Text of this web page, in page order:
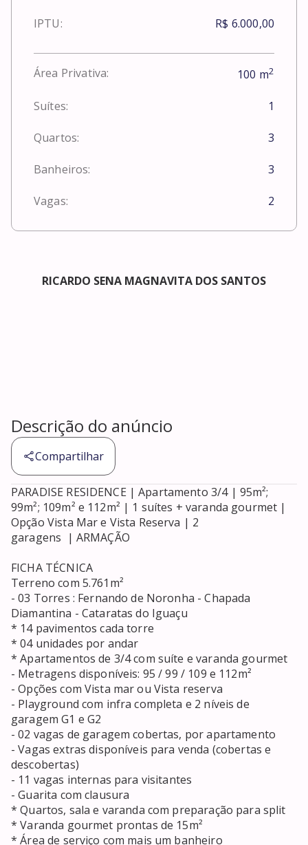
IPTU: R$ 6.000,00
Área Privativa: 100 m2
Suítes: 1
Quartos: 3
Banheiros: 3
Vagas: 2
RICARDO SENA MAGNAVITA DOS SANTOS
Descrição do anúncio
Compartilhar
PARADISE RESIDENCE | Apartamento 3/4 | 95m²;
99m²; 109m² e 112m² | 1 suítes + varanda gourmet |
Opção Vista Mar e Vista Reserva | 2
garagens  | ARMAÇÃO
FICHA TÉCNICA
Terreno com 5.761m²
- 03 Torres : Fernando de Noronha - Chapada
Diamantina - Cataratas do Iguaçu
* 14 pavimentos cada torre
* 04 unidades por andar
* Apartamentos de 3/4 com suíte e varanda gourmet
- Metragens disponíveis: 95 / 99 / 109 e 112m²
- Opções com Vista mar ou Vista reserva
- Playground com infra completa e 2 níveis de
garagem G1 e G2
- 02 vagas de garagem cobertas, por apartamento
- Vagas extras disponíveis para venda (cobertas e
descobertas)
- 11 vagas internas para visitantes
- Guarita com clausura
* Quartos, sala e varanda com preparação para split
* Varanda gourmet prontas de 15m²
* Área de serviço com mais um banheiro